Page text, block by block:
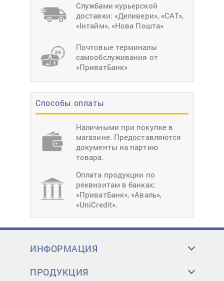
Службами курьерской
доставки: «Деливери», «САТ»,
«Інтайм», «Нова Пошта»
Почтовые терминалы
самообслуживания от
«ПриватБанк»
Способы оплаты
Наличными при покупке в
магазине. Предоставляются
документы на партию
товара.
Оплата продукции по
реквизитам в банках:
«ПриватБанк», «Аваль»,
«UniCredit».
ИНФОРМАЦИЯ
ПРОДУКЦИЯ